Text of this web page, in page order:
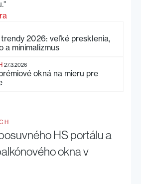
2026: veľké presklenia,
a minimalizmus
27.3.2026
okná na mieru pre
HS portálu a
okna v